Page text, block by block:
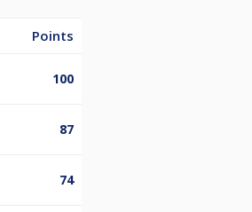
Points
100
87
74